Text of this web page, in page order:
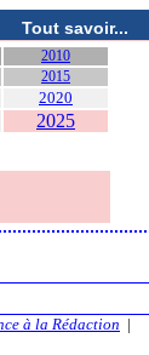
Tout savoir...
2010
2015
2020
2025
à la Rédaction |